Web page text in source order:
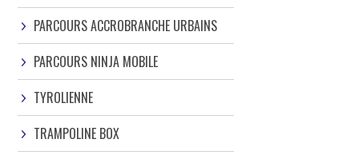
PARCOURS ACCROBRANCHE URBAINS
PARCOURS NINJA MOBILE
TYROLIENNE
TRAMPOLINE BOX